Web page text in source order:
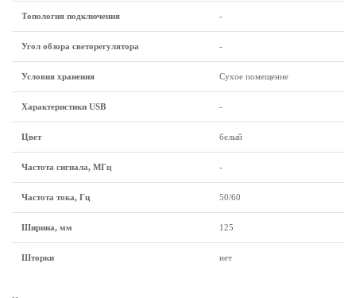
Топология подключения -
Угол обзора светорегулятора -
Условия хранения Сухое помещение
Характеристики USB -
Цвет белый
Частота сигнала, МГц -
Частота тока, Гц 50/60
Ширина, мм 125
Шторки нет